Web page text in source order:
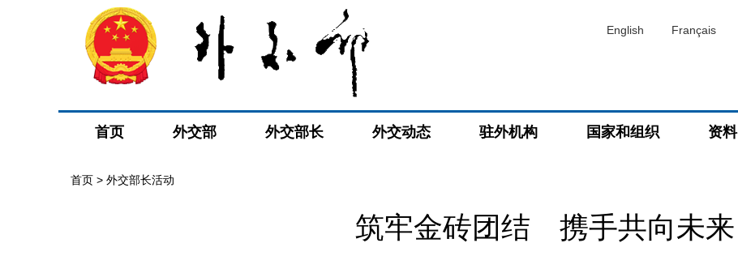
English Français
首页 外交部 外交部长 外交动态 驻外机构 国家和组织 资料
首页 > 外交部长活动
筑牢金砖团结 携手共向未来